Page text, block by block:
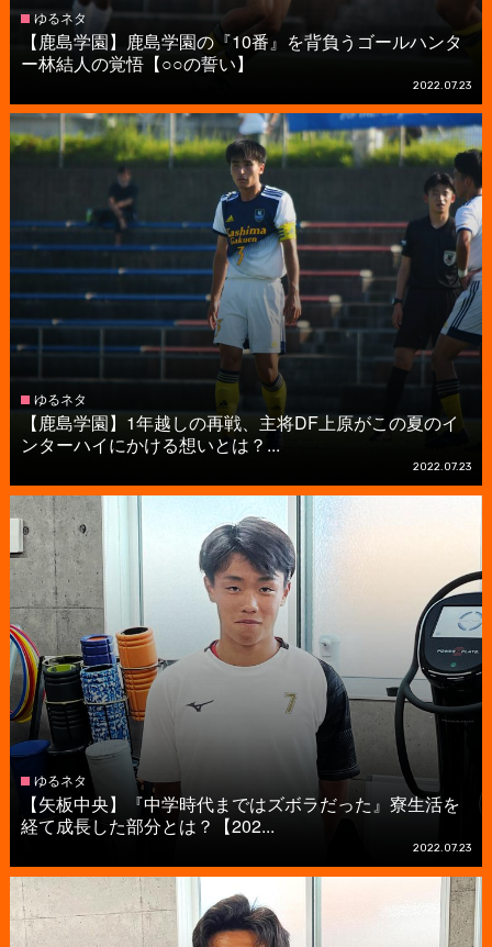
ゆるネタ
【鹿島学園】鹿島学園の『10番』を背負うゴールハンタ
ー林結人の覚悟【○○の誓い】
2022.07.23
ゆるネタ
【鹿島学園】1年越しの再戦、主将DF上原がこの夏のイ
ンターハイにかける想いとは？...
2022.07.23
ゆるネタ
【矢板中央】『中学時代まではズボラだった』寮生活を
経て成長した部分とは？【202...
2022.07.23